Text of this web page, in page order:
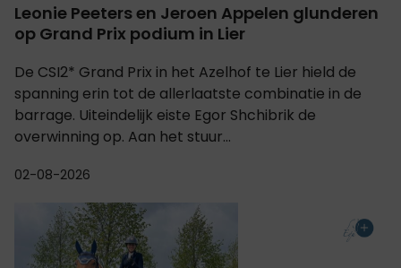
Leonie Peeters en Jeroen Appelen glunderen
op Grand Prix podium in Lier
De CSI2* Grand Prix in het Azelhof te Lier hield de
spanning erin tot de allerlaatste combinatie in de
barrage. Uiteindelijk eiste Egor Shchibrik de
overwinning op. Aan het stuur...
02-08-2026